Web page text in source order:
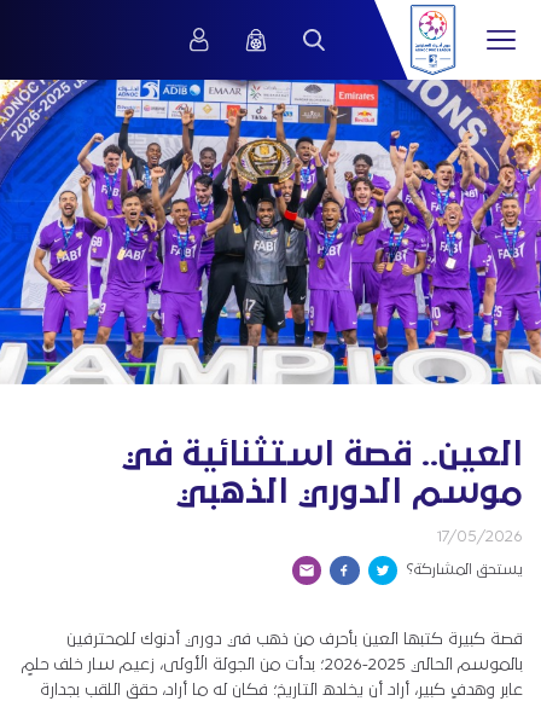
العين.. قصة استثنائية في
موسم الدوري الذهبي
17/05/2026
يستحق المشاركة؟
قصة كبيرة كتبها العين بأحرف من ذهب في دوري أدنوك للمحترفين
بالموسم الحالي 2025-2026؛ بدأت من الجولة الأولى، زعيم سار خلف حلمٍ
عابر وهدفٍ كبير، أراد أن يخلده التاريخ؛ فكان له ما أراد، حقق اللقب بجدارة